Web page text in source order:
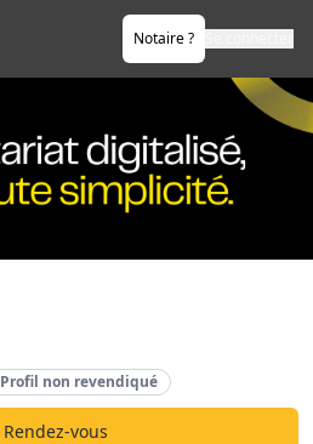
Notaire ?
Profil non revendiqué
Rendez-vous